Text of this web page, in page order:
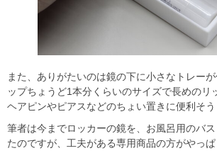
また、ありがたいのは鏡の下に小さなトレー
ップちょうど1本分くらいのサイズで長めのリ
ヘアピンやピアスなどのちょい置きに便利そう
筆者は今までロッカーの鏡を、お風呂用のバ
たのですが、工夫がある専用商品の方がやっぱ